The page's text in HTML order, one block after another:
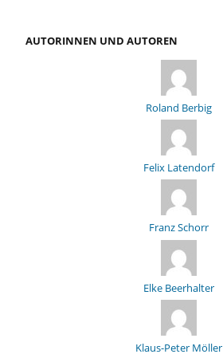
AUTORINNEN UND AUTOREN
Roland Berbig
Felix Latendorf
Franz Schorr
Elke Beerhalter
Klaus-Peter Möller